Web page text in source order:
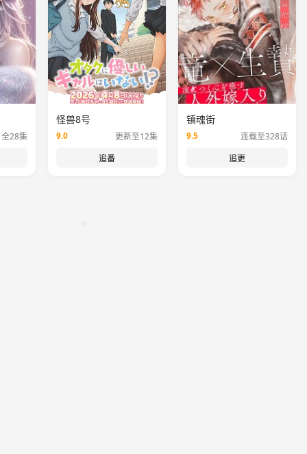
全28集
怪兽8号
9.0 更新至12集
追番
镇魂街
9.5 连载至328话
追更